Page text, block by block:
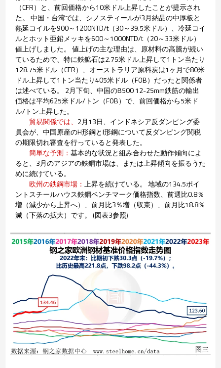
（CFR）と、前回価格から10米ドル上昇したことが提示され
た。 中国・台湾では、シノスティールが3月納品の中厚板と
熱延コイルを900～1200NTD/t（30～39.5米ドル）、冷延コイ
ルとホット亜鉛メッキを600～1000NTD/t（20～33米ドル）
値上げしました。 値上げの主な理由は、原材料の高騰が続い
ているためで、特に鉄鉱石は2.75米ドル上昇して1トン当たり
128.75米ドル（CFR）、オーストラリア原料炭は1ヶ月で80米
ドル上昇して1トン当たり405米ドル（FOB）だったと関係者
は述べている。 2月下旬、中国のB500 12-25mm鉄筋の輸出
価格は平均625米ドル/トン（FOB）で、前回価格から5米ド
ル/トン上昇した。
貿易関係では、 2月13日、インドネシア反ダンピング委
員会が、中国原産のH形鋼とI形鋼について反ダンピング関税
の期限切れ審査を行っていると発表した。
簡単な予測： 基本的な状況と組み合わせた動作傾向によ
ると、3月のアジアの鉄鋼市場は、または上昇傾向を振るうた
めに続けている。
欧州の鉄鋼市場： 上昇を続けている。 地域の134.5ポイ
ントスチールハウス鉄鋼ベンチマーク価格指数、前週比0.8％
増（減少から上昇へ）、前月比3％増（収束）、前月比18.8％
減（下落の拡大）です。 (図表3参照)